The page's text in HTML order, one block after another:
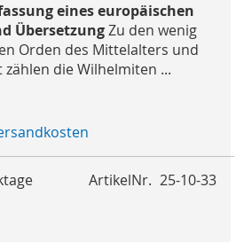
eines europäischen
ÜbersetzungZu den wenig
Orden des Mittelalters und
die Wilhelmiten ...
ArtikelNr. 25-10-33